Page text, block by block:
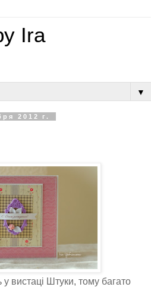
Ira
▼
2012 г.
вистаці Штуки, тому багато